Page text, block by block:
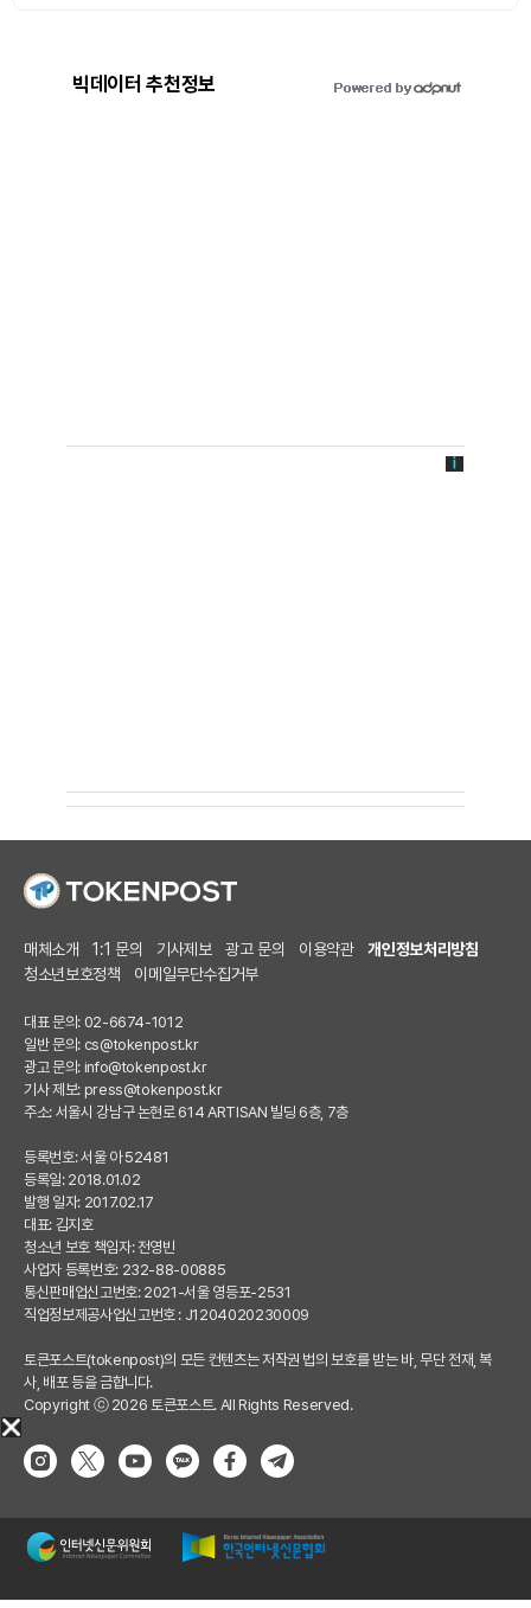
빅데이터 추천정보
매체소개 1:1 문의 기사제보 광고 문의 이용약관
개인정보처리방침
청소년보호정책
이메일무단수집거부
대표 문의: 02-6674-1012
일반 문의: cs@tokenpost.kr
광고 문의: info@tokenpost.kr
기사 제보: press@tokenpost.kr
주소: 서울시 강남구 논현로 614 ARTISAN 빌딩 6층, 7층
등록번호: 서울 아 52481
등록일: 2018.01.02
발행 일자: 2017.02.17
대표: 김지호
청소년 보호 책임자: 전영빈
사업자 등록번호: 232-88-00885
통신판매업신고번호: 2021-서울 영등포-2531
직업정보제공사업신고번호 : J1204020230009
토큰포스트(tokenpost)의 모든 컨텐츠는 저작권 법의 보호를 받는 바, 무단 전재, 복
사, 배포 등을 금합니다.
Copyright ⓒ 2026 토큰포스트. All Rights Reserved.